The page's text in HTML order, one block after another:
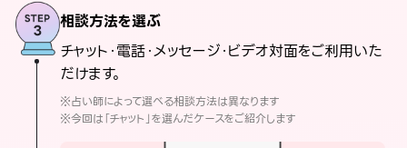
相談方法を選ぶ
チャット・電話・メッセージ・ビデオ対面をご利用いた
だけます。
※占い師によって選べる相談方法は異なります
※今回は「チャット」を選んだケースをご紹介します